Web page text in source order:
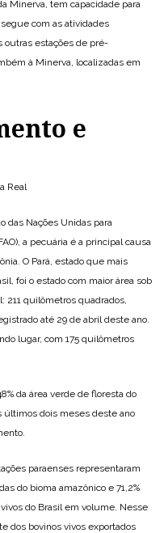
Minerva, tem capacidade para
com as atividades
outras estações de pré-
à Minerva, localizadas em
e
Real
das Nações Unidas para
a pecuária é a principal causa
O Pará, estado que mais
foi o estado com maior área sob
211 quilômetros quadrados,
até 29 de abril deste ano.
lugar, com 175 quilômetros
da área verde de floresta do
últimos dois meses deste ano
paraenses representaram
do bioma amazônico e 71,2%
do Brasil em volume. Nesse
dos bovinos vivos exportados